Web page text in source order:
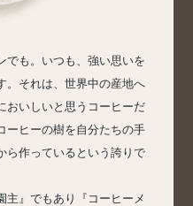
でも。いつも、強い思いを
。それは、世界中の産地へ
おいしいと思うコーヒーだ
ーヒーの樹を自分たちの手
ら作っているという誇りで
主』でもあり『コーヒーメ